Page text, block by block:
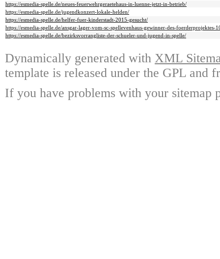
https://esmedia-spelle.de/neues-feuerwehrgeraetehaus-in-luenne-jetzt-in-betrieb/
https://esmedia-spelle.de/jugendkonzert-lokale-helden/
https://esmedia-spelle.de/helfer-fuer-kinderstadt-2015-gesucht/
https://esmedia-spelle.de/ansgar-lager-vom-sc-spellevenhaus-gewinner-des-
https://esmedia-spelle.de/bezirksvorrangliste-der-schueler-und-jugend-in-spelle/
Dynamically generated with XML
template is released under the GPL and
If you have problems with your sitemap